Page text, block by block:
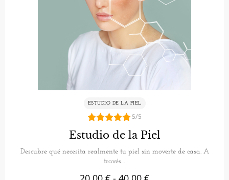
ESTUDIO DE LA PIEL
5.00
de 5
5/5
Estudio de la Piel
Descubre qué necesita realmente tu piel sin moverte de casa. A
través…